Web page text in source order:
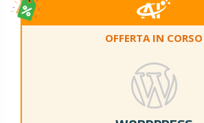
OFFERTA IN CORSO